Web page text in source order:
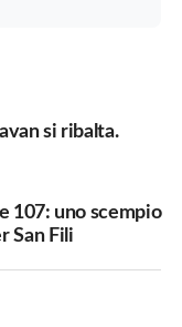
si ribalta.
107: uno scempio
San Fili